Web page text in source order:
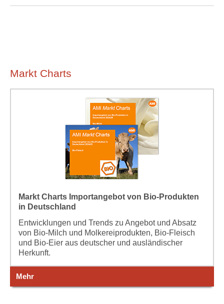
Markt Charts
Markt Charts Importangebot von Bio-Produkten
in Deutschland
Entwicklungen und Trends zu Angebot und Absatz
von Bio-Milch und Molkereiprodukten, Bio-Fleisch
und Bio-Eier aus deutscher und ausländischer
Herkunft.
Mehr